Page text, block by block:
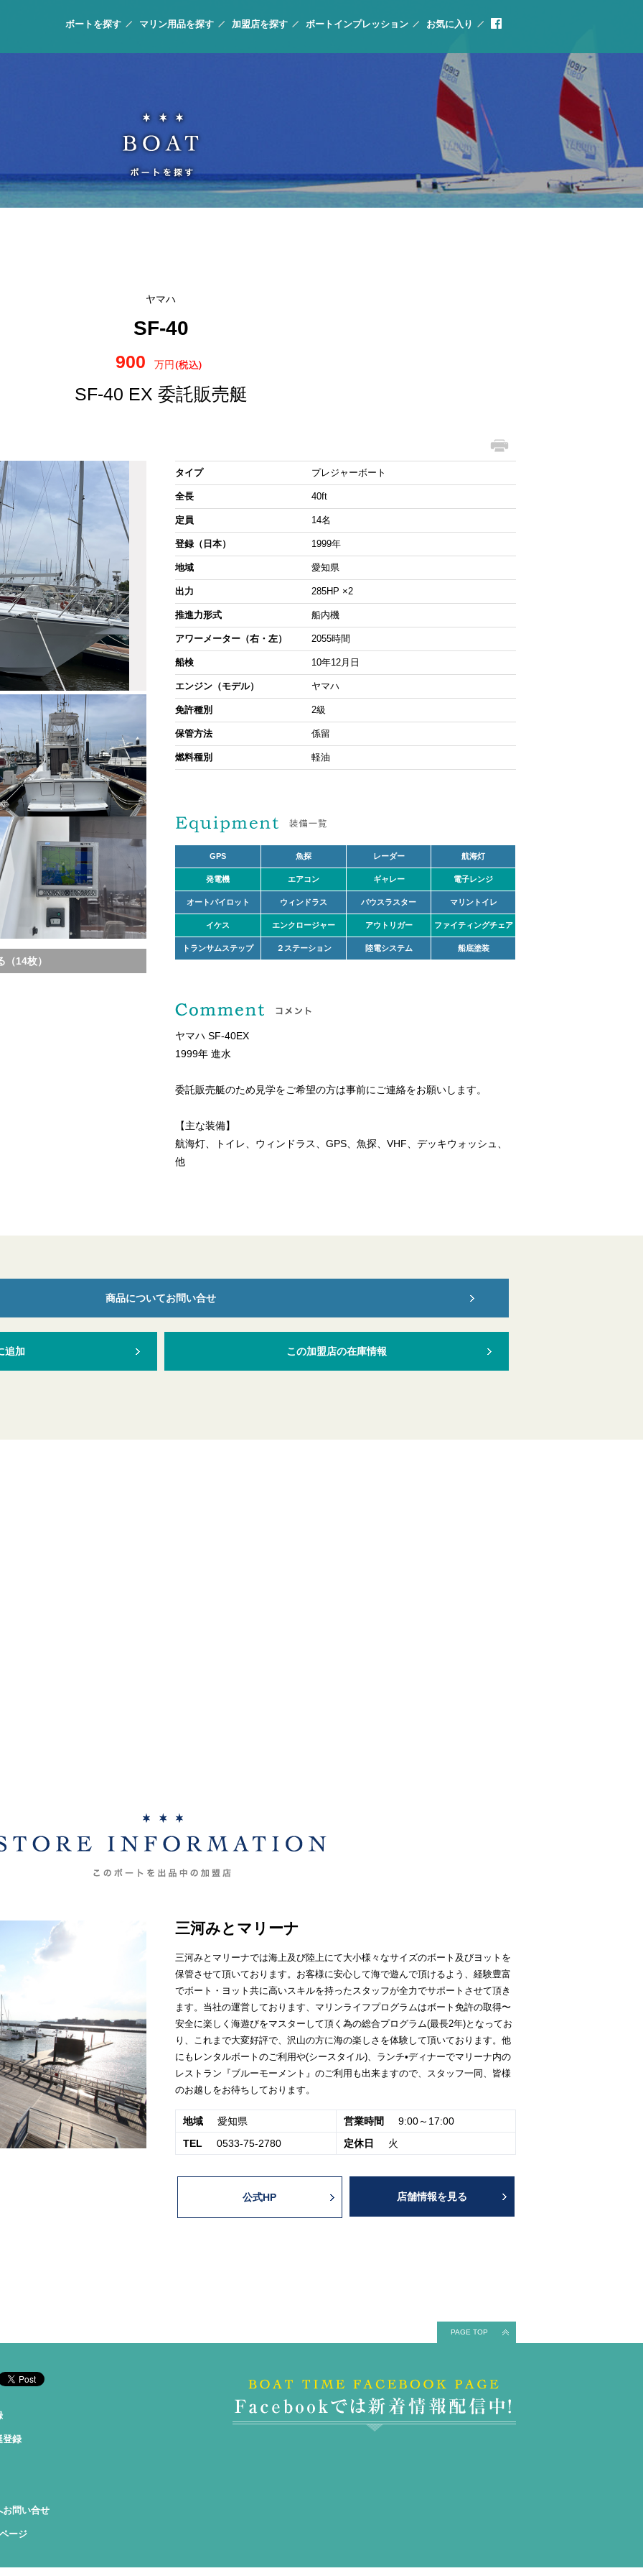
ボートを探す マリン用品を探す 加盟店を探す ボートインプレッション お気に入り
ヤマハ
SF-40
900 万円
SF-40 EX 委託販売艇
14枚）
タイプ プレジャーボート
全長 40ft
定員 14名
登録（日本） 1999年
地域 愛知県
出力 285HP ×2
推進力形式 船内機
アワーメーター（右・左） 2055時間
船検 10年12月日
エンジン（モデル） ヤマハ
免許種別 2級
保管方法 係留
燃料種別 軽油
GPS 魚探 レーダー 航海灯
発電機 エアコン ギャレー 電子レンジ
オートパイロット ウィンドラス バウスラスター マリントイレ
イケス エンクロージャー アウトリガー ファイティングチェア
トランサムステップ ２ステーション 陸電システム 船底塗装
ヤマハ SF-40EX
1999年 進水
委託販売艇のため見学をご希望の方は事前にご連絡をお願いします。
【主な装備】
航海灯、トイレ、ウィンドラス、GPS、魚探、VHF、デッキウォッシュ、
他
商品についてお問い合せ
追加 この加盟店の在庫情報
三河みとマリーナ
三河みとマリーナでは海上及び陸上にて大小様々なサイズのボート及びヨットを
保管させて頂いております。お客様に安心して海で遊んで頂けるよう、経験豊富
でボート・ヨット共に高いスキルを持ったスタッフが全力でサポートさせて頂き
ます。当社の運営しております、マリンライフプログラムはボート免許の取得〜
安全に楽しく海遊びをマスターして頂く為の総合プログラム(最長2年)となってお
り、これまで大変好評で、沢山の方に海の楽しさを体験して頂いております。他
にもレンタルボートのご利用や(シースタイル)、ランチ•ディナーでマリーナ内の
レストラン『ブルーモーメント』のご利用も出来ますので、スタッフ一同、皆様
のお越しをお待ちしております。
地域 愛知県 営業時間
9:00～17:00
TEL
0533-75-2780 定休日 火
公式HP 店舗情報を見る
PAGE TOP
登録
お問い合せ
ージ